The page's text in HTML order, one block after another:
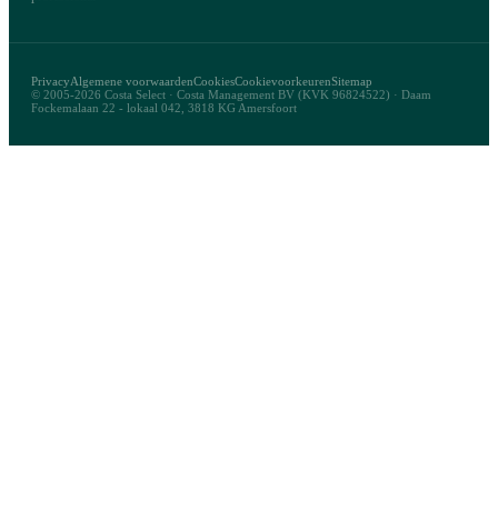
© 2005-2026 Costa Select · Costa Management BV (KVK 96824522) · Daam
Fockemalaan 22 - lokaal 042, 3818 KG Amersfoort
PrivacyAlgemene voorwaardenCookiesCookievoorkeurenSitemap